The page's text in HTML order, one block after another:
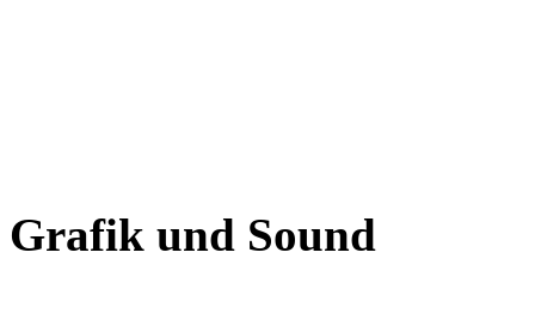
Grafik und Sound